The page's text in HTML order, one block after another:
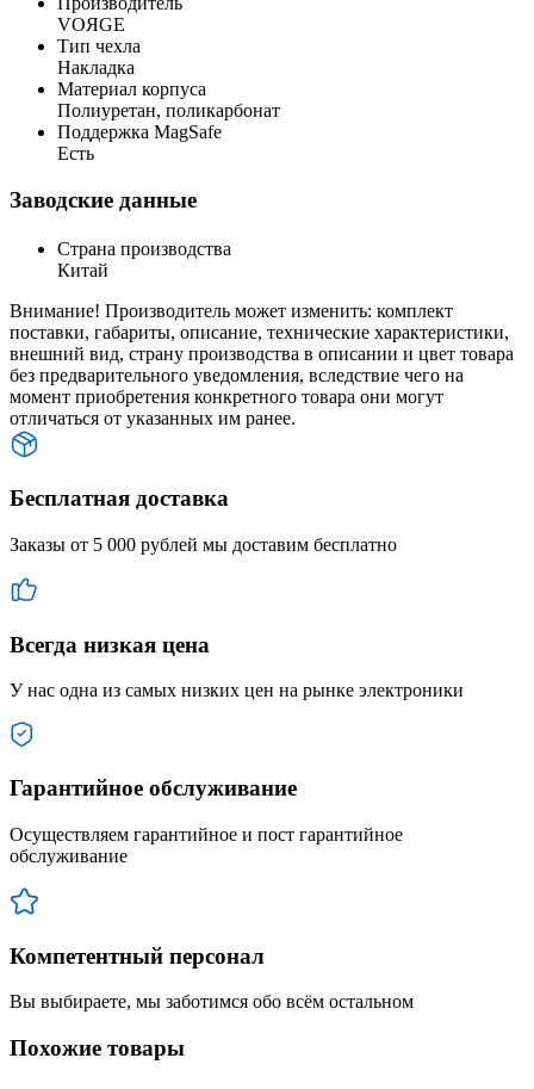
VOЯGE
Тип чехла
Накладка
Материал корпуса
Полиуретан, поликарбонат
Поддержка MagSafe
Есть
Заводские данные
Страна производства
Китай
Внимание! Производитель может изменить: комплект
поставки, габариты, описание, технические характеристики,
внешний вид, страну производства в описании и цвет товара
без предварительного уведомления, вследствие чего на
момент приобретения конкретного товара они могут
отличаться от указанных им ранее.
Бесплатная доставка
Заказы от 5 000 рублей мы доставим бесплатно
Всегда низкая цена
У нас одна из самых низких цен на рынке электроники
Гарантийное обслуживание
Осуществляем гарантийное и пост гарантийное
обслуживание
Компетентный персонал
Вы выбираете, мы заботимся обо всём остальном
Похожие товары